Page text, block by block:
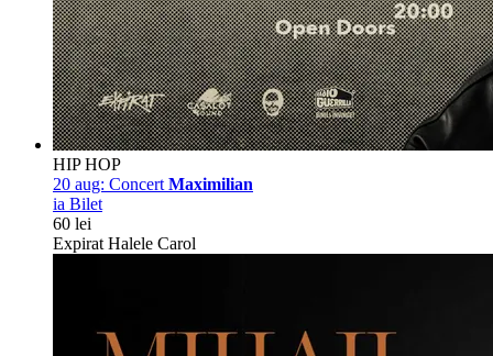
HIP HOP
20 aug: Concert Maximilian
ia Bilet
60 lei
Expirat Halele Carol